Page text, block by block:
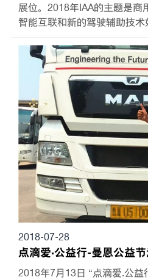
展位。2018年IAA的主题是商
智能互联和新的驾驶辅助技
2018-07-28
点滴爱·公益行-曼恩公益
2018年7月13日 “点滴爱.公